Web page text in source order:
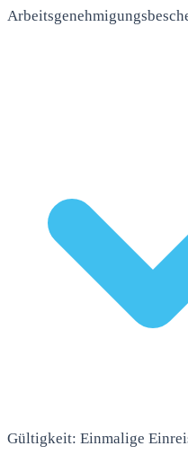
Gültigkeit: Einmalige